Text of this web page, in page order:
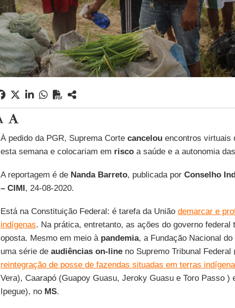
À pedido da PGR, Suprema Corte cancelouencontros virtuais
esta semana e colocariam em riscoa saúde e a autonomia
A reportagem é deNanda Barreto, publicada por Conselho
– CIMI, 24-08-2020.
Está na Constituição Federal: é tarefa da União demarcar e
indígenas. Na prática, entretanto, as ações do governo federal
oposta. Mesmo em meio à pandemia, a Fundação Nacional
uma série deaudiências on-lineno Supremo Tribunal Federal
reintegração de posse de fazendas situadas em terras
Vera), Caarapó (Guapoy Guasu, Jeroky Guasu e Toro Passo )
Ipegue), no MS.